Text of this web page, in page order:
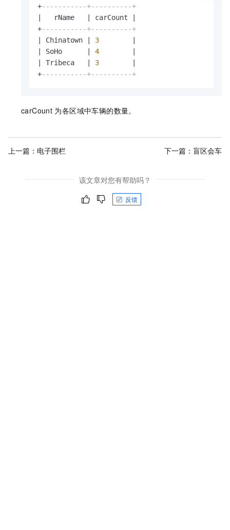
+-----------+----------+
|
   rName
| carCount
|
+-----------+----------+
|
Chinatown | 3
|
|
SoHo | 4
|
|
Tribeca | 3
|
+-----------+----------+
carCount 为各区域中车辆的数量。
上一篇： 电子围栏 下一篇： 盲区会车
该文章对您有帮助吗？
反馈